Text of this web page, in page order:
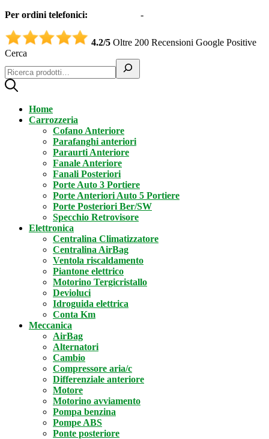
Per ordini telefonici: -
4.2/5 Oltre 200 Recensioni Google Positive
Cerca
Home
Carrozzeria
Cofano Anteriore
Parafanghi anteriori
Paraurti Anteriore
Fanale Anteriore
Fanali Posteriori
Porte Auto 3 Portiere
Porte Anteriori Auto 5 Portiere
Porte Posteriori Ber/SW
Specchio Retrovisore
Elettronica
Centralina Climatizzatore
Centralina AirBag
Ventola riscaldamento
Piantone elettrico
Motorino Tergicristallo
Devioluci
Idroguida elettrica
Conta Km
Meccanica
AirBag
Alternatori
Cambio
Compressore aria/c
Differenziale anteriore
Motore
Motorino avviamento
Pompa benzina
Pompe ABS
Ponte posteriore